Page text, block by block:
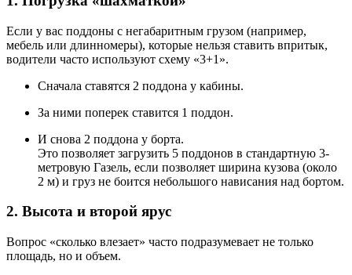
Если у вас поддоны с негабаритным грузом (например,
мебель или длинномеры), которые нельзя ставить впритык,
водители часто используют схему «3+1».
Сначала ставятся 2 поддона у кабины.
За ними поперек ставится 1 поддон.
И снова 2 поддона у борта.
Это позволяет загрузить 5 поддонов в стандартную 3-
метровую Газель, если позволяет ширина кузова (около
2 м) и груз не боится небольшого нависания над бортом.
2. Высота и второй ярус
Вопрос «сколько влезает» часто подразумевает не только
площадь, но и объем.